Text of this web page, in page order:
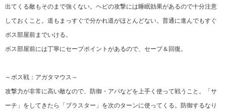
出てくる敵もそのまで強くない。ヘビの攻撃には睡眠効果があるので十分注意
しておくこと。道もまっすぐで分かれ道がほとんどない。普通に進んでもすぐ
ボス部屋前までいける。
ボス部屋前には丁寧にセーブポイントがあるので、セーブ＆回復。
～ボス戦：アガタマウス～
攻撃力が非常に高い敵なので、防御・アパなどを上手く使って戦うこと。「サ
ーチ」をしてきたら「ブラスター」を次のターンに使ってくる。防御するなり